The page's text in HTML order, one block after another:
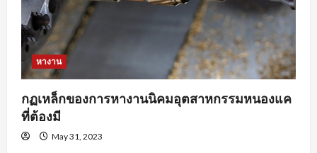
หางาน
กฏเหล็กของการหางานนิคมอุตสาหกรรมหนองแค
ที่ต้องมี
May 31, 2023